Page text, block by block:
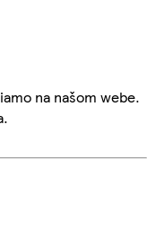
na našom webe.